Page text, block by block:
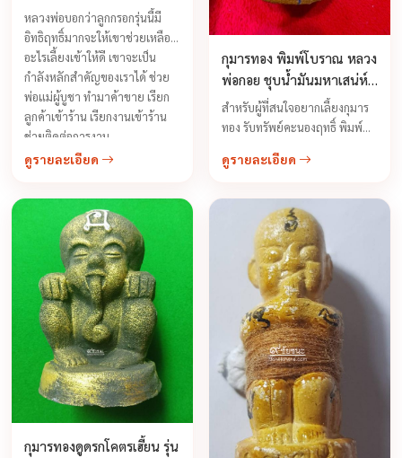
ใต้ จ.บุรีรัมย์ ปี 2553
หลวงพ่อบอกว่าลูกกรอกรุ่นนี้มี
อิทธิฤทธิ์มากจะให้เขาช่วยเหลือ
อะไรเลี้ยงเข้าให้ดี เขาจะเป็น
กำลังหลักสำคัญของเราได้ ช่วย
พ่อแม่ผู้บูชา ทำมาค้าขาย เรียก
ลูกค้าเข้าร้าน เรียกงานเข้าร้าน
ช่วยติดต่อการงาน ...
ดูรายละเอียด
กุมารทอง พิมพ์โบราณ หลวง
พ่อกอย ชุบน้ำมันมหาเสน่ห์
โภคทรัพย์ ปี 2557
สำหรับผู้ที่สนใจอยากเลี้ยงกุมาร
ทอง รับทรัพย์คะนองฤทธิ์ พิมพ์
เป็นทางเลือกที่ดี จะรู้จักกันดีถึง
ความเฮี้ยนของกุมารทองของ
หลวงพ่อกอย เพราะเป็นกุมารทอง
กึ่งเทพกึ่งพรายที่มีฤทธิ์สูยงมาก
ทางด้านโชคลาภเมตตาค้าขาย ...
ดูรายละเอียด
กุมารทองดูดรกโคตรเฮี้ยน รุ่น